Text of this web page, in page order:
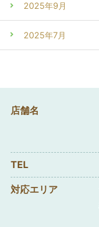
2025年9月
2025年7月
店舗名
TEL
対応エリア